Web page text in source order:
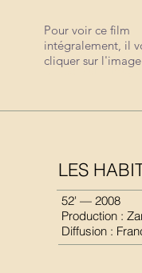
Pour voir ce film
intégralement, il
cliquer sur
Pour voir ce film
intégralement, il
cliquer sur l'image
LES
52' — 2008
Production :
Diffusion :